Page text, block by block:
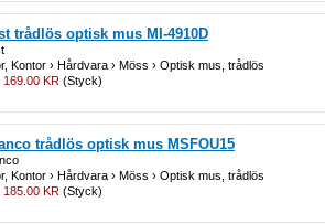
trådlös optisk mus MI-4910D
Kontor › Hårdvara › Möss › Optisk mus, trådlös
169.00 KR (Styck)
trådlös optisk mus MSFOU15
Kontor › Hårdvara › Möss › Optisk mus, trådlös
185.00 KR (Styck)